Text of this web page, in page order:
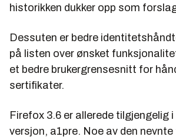
historikken dukker opp som
Dessuten er bedre
på listen over ønsket
et bedre brukergrensesnitt for
sertifikater.
Firefox 3.6 er allerede tilgjengelig
versjon, a1pre. Noe av den